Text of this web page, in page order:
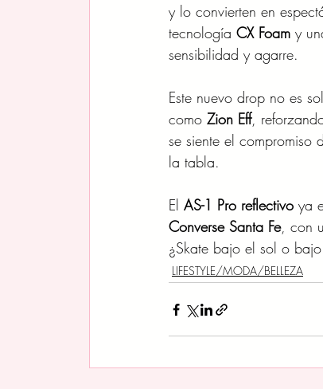
y lo convierten en
tecnología CX Foam y
sensibilidad y agarre.
Este nuevo drop no es
como Zion Eff,
se siente el compromiso
la tabla.
El AS-1 Pro reflectivo ya
Converse Santa Fe, con
¿Skate bajo el sol o
LIFESTYLE/MODA/BELLEZA